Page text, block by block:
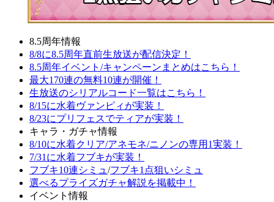
8.5周年情報
8/8に8.5周年直前生放送が配信決定！
8.5周年イベント/キャンペーンまとめはこちら！
最大170連の無料10連が開催！
生放送のシリアルコード一覧はこちら！
8/15に水着ヴァンピィが実装！
8/23にプリフェスでティアが実装！
キャラ・ガチャ情報
8/10に水着クリア/アネモネ/ニノンの専用1実装！
7/31に水着フブキが実装！
フブキ10連シミュ /フブキ1点狙いシミュ
選べるプライズガチャ解説を掲載中！
イベント情報